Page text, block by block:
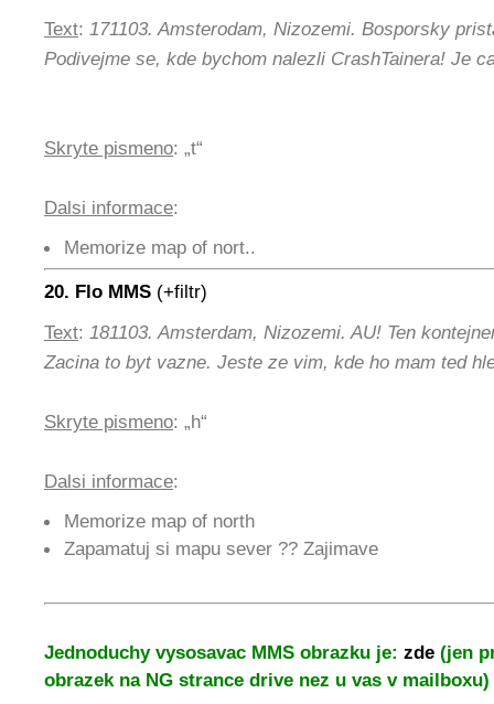
Text: 171103. Amsterodam, Nizozemi. Bosporsky
Podivejme se, kde bychom nalezli CrashTainera! Je
Skryte pismeno: „t“
Dalsi informace:
Memorize map of nort..
20. Flo MMS (+filtr)
Text: 181103. Amsterdam, Nizozemi. AU! Ten
Zacina to byt vazne. Jeste ze vim, kde ho mam ted
Skryte pismeno: „h“
Dalsi informace:
Memorize map of north
Zapamatuj si mapu sever ?? Zajimave
Jednoduchy vysosavac MMS obrazku je: zde (jen
obrazek na NG strance drive nez u vas v mailboxu)